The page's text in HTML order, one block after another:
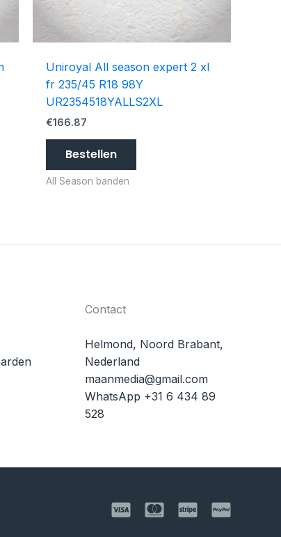
Uniroyal All season expert 2 xl
fr 235/45 R18 98Y
UR2354518YALLS2XL
€166.87
Bestellen
All Season banden
Contact
Helmond, Noord Brabant,
Nederland
maanmedia@gmail.com
WhatsApp +31 6 434 89
528